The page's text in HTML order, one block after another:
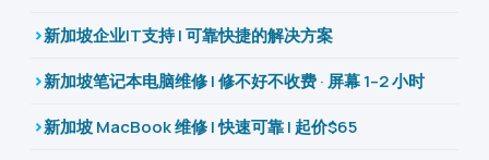
新加坡企业IT支持 | 可靠快捷的解决方案
新加坡笔记本电脑维修 | 修不好不收费 · 屏幕 1–2 小时
新加坡 MacBook 维修 | 快速可靠 | 起价$65